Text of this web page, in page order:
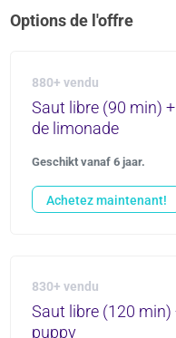
Options de l'offre
880+ vendu
Saut libre (90 min)
de limonade
Geschikt vanaf 6 jaar.
Achetez maintenant!
830+ vendu
Saut libre (120 min)
puppy